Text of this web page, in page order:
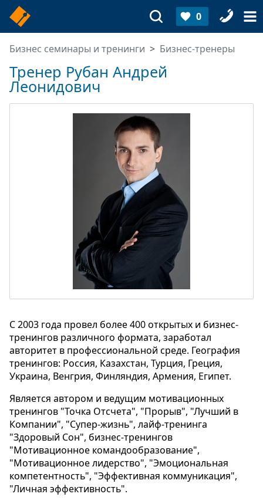
0
Бизнес семинары и тренинги Бизнес-тренеры
Тренер Рубан Андрей
Леонидович
С 2003 года провел более 400 открытых и бизнес-
тренингов различного формата, заработал
авторитет в профессиональной среде. География
тренингов: Россия, Казахстан, Турция, Греция,
Украина, Венгрия, Финляндия, Армения, Египет.
Является автором и ведущим мотивационных
тренингов "Точка Отсчета", "Прорыв", "Лучший в
Компании", "Супер-жизнь", лайф-тренинга
"Здоровый Сон", бизнес-тренингов
"Мотивационное командообразование",
"Мотивационное лидерство", "Эмоциональная
компетентность", "Эффективная коммуникация",
"Личная эффективность".